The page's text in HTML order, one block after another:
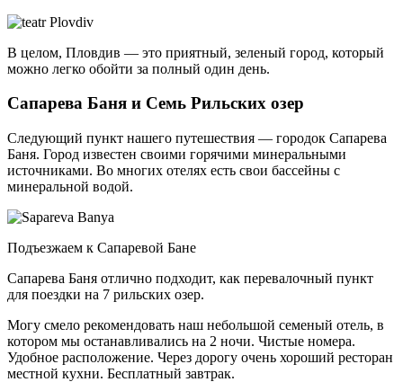
В целом, Пловдив — это приятный, зеленый город, который
можно легко обойти за полный один день.
Сапарева Баня и Семь Рильских озер
Следующий пункт нашего путешествия — городок Сапарева
Баня. Город известен своими горячими минеральными
источниками. Во многих отелях есть свои бассейны с
минеральной водой.
Подъезжаем к Сапаревой Бане
Сапарева Баня отлично подходит, как перевалочный пункт
для поездки на 7 рильских озер.
Могу смело рекомендовать наш небольшой семеный отель, в
котором мы останавливались на 2 ночи. Чистые номера.
Удобное расположение. Через дорогу очень хороший ресторан
местной кухни. Бесплатный завтрак.